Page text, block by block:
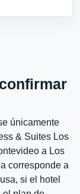
únicamente
& Suites Los
a Los
corresponde a
si el hotel